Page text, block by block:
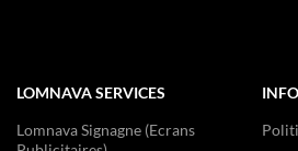
LOMNAVA SERVICES
Lomnava Signagne (Ecrans